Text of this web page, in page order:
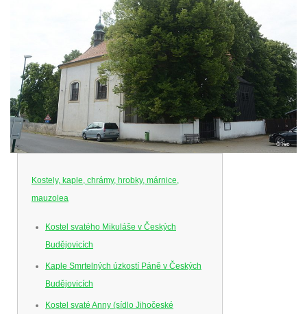
Kostely, kaple, chrámy, hrobky, márnice,
mauzolea
Kostel svatého Mikuláše v Českých
Budějovicích
Kaple Smrtelných úzkostí Páně v Českých
Budějovicích
Kostel svaté Anny (sídlo Jihočeské